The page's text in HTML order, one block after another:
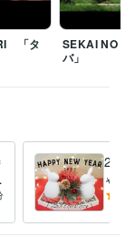
対人関係
タラレバ娘 2022
コナラ編） 恋愛の
て
パートナー
「タ
SEKAI NO
バ」
ゃい
しま